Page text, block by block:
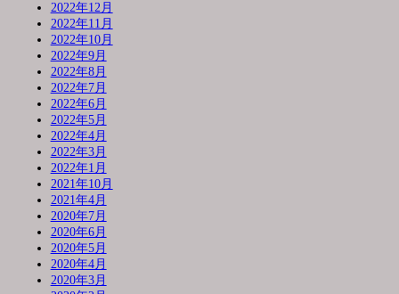
2022年12月
2022年11月
2022年10月
2022年9月
2022年8月
2022年7月
2022年6月
2022年5月
2022年4月
2022年3月
2022年1月
2021年10月
2021年4月
2020年7月
2020年6月
2020年5月
2020年4月
2020年3月